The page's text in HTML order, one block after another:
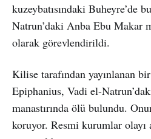
kuzeybatısındaki Buheyre’de
Natrun’daki Anba Ebu Makar
olarak görevlendirildi.
Kilise tarafından yayınlanan
Epiphanius, Vadi el-
manastırında ölü bulundu.
koruyor. Resmi kurumlar olayı